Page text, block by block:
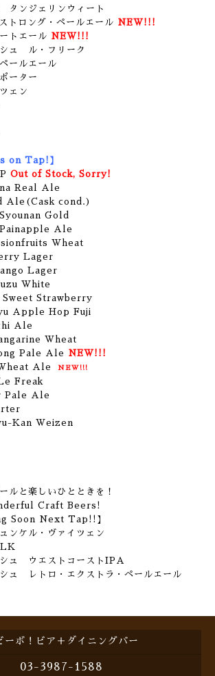
タンジェリンウィート
トロング・ペールエール NEW!!!
トエール NEW!!!
シュ ル・フリーク
ールエール
ーター
ェン
on Tap!】
Out of Stock, Sorry!
Real Ale
Ale(Cask cond.)
Gold
Ale
Wheat
Lager
Lager
White
Strawberry
Apple Hop Fuji
Ale
Wheat
Pale Ale
NEW!!!
Ale
NEW!!!
Freak
Pale Ale
Kan Weizen
ルと楽しいひとときを！
Craft Beers!
Soon Next Tap!!】
ンケル・ヴァイツェン
シュ ウエストコーストIPA
シュ レトロ・エクストラ・ペールエール
ーボ！ビア＋ダイニングバー
03-3987-1588